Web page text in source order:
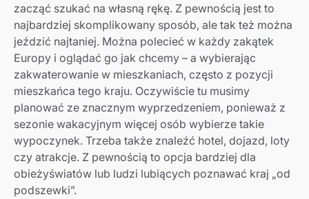
zacząć szukać na własną rękę. Z pewnością jest to
najbardziej skomplikowany sposób, ale tak też można
jeździć najtaniej. Można polecieć w każdy zakątek
Europy i oglądać go jak chcemy – a wybierając
zakwaterowanie w mieszkaniach, często z pozycji
mieszkańca tego kraju. Oczywiście tu musimy
planować ze znacznym wyprzedzeniem, ponieważ z
sezonie wakacyjnym więcej osób wybierze takie
wypoczynek. Trzeba także znaleźć hotel, dojazd, loty
czy atrakcje. Z pewnością to opcja bardziej dla
obieżyświatów lub ludzi lubiących poznawać kraj „od
podszewki”.